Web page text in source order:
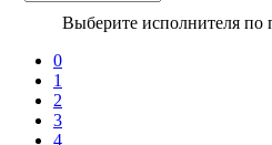
Выберите исполнителя по
0
1
2
3
4